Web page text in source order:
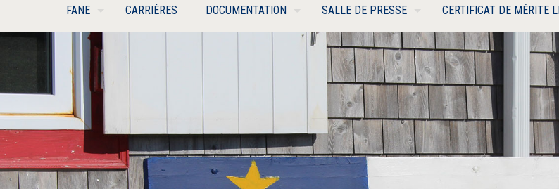
FANE CARRIÈRES DOCUMENTATION SALLE DE PRESSE CERTIFICAT DE MÉRITE